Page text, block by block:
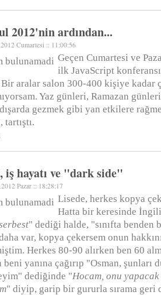
2012'nin ardından...
Cumartesi :: 11:00:56
Geçen Cumartesi ve
ilk JavaScript
Bir aralar salon 300-400 kişiye kadar
Yaz günleri, Ramazan
gezmek gibi yan etkilere
tartıştı.
iş hayatı ve "dark side"
Pazar :: 18:28:17
Lisede, herkes kopya
Hatta bir keresinde
" dediği halde, "sınıfta benden
var, kopya çekersem onun
Herkes 80-90 alırken ben 60
yanına çağırıp "Osman, şunları
dediğinde "Hocam, onu
" diyip, garip bir gururla sırama geri